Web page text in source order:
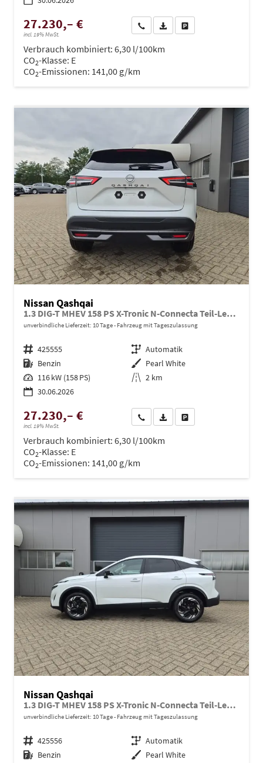
27.230,– €
incl. 19% MwSt.
Wir rufen Sie anPDF-Datei, Fahrzeugexposé
Verbrauch kombiniert: 6,30 l/100km
CO2-Klasse: E
CO2-Emissionen: 141,00 g/km
Nissan Qashqai
1.3 DIG-T MHEV 158 PS X-Tronic N-Connecta Teil-Leder PanoGlasdach Klimaautomatik Sitzheizung Lenkradheizung Navi ACC PDC v+h 360°Kamera DAB Bluetooth Touchscreen Apple CarPlay Android Auto 18"LM
unverbindliche Lieferzeit: 10 Tage Fahrzeug mit Tageszulassung
Fahrzeugnr. 425555 Getriebe Automatik
Kraftstoff Benzin Außenfarbe Pearl White
Leistung 116 kW (158 PS) Kilometerstand 2 km
30.06.2026
27.230,– €
incl. 19% MwSt.
Wir rufen Sie anPDF-Datei, Fahrzeugexposé
Verbrauch kombiniert: 6,30 l/100km
CO2-Klasse: E
CO2-Emissionen: 141,00 g/km
Nissan Qashqai
1.3 DIG-T MHEV 158 PS X-Tronic N-Connecta Teil-Leder PanoGlasdach Klimaautomatik Sitzheizung Lenkradheizung Navi ACC PDC v+h 360°Kamera DAB Bluetooth Touchscreen Apple CarPlay Android Auto 18"LM
unverbindliche Lieferzeit: 10 Tage Fahrzeug mit Tageszulassung
Fahrzeugnr. 425556 Getriebe Automatik
Kraftstoff Benzin Außenfarbe Pearl White